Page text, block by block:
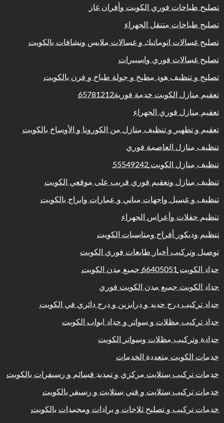
تصليح طباخات فوري الكويت وأفران غاز
تصليح طباخات متنقل الجهراء
تصليح غسالات اتوماتيك و غسالات ملابس ونشافات بالكويت
تصليح غسالات فوري واسبيرات
تصليح و تنظيف هود مطبخ و جولة طباخ و فرن بالكويت
تعقيم منازل الكويت خدمة فورية65781212
تعقيم منازل فوري الجهراء
تعقيم و تطهير و تنظيف منازل من الكورونا و الأوساخ بالكويت
تنظيف منازل العاصمة فوري
تنظيف منازل الكويت 55549242
تنظيف منازل وتعقيم فوري قريب على موقعي الكويت
تنظيف و غسيل واجهات مباني و عمارات وابراج بالكويت
تنظيم حفلات وأعراس الجهراء
تنظيم وديكور أفراح ومناسبات الكويت
توصيل وتركيب أخبار طابعات فوري الكويت
حداد الكويت 66405051 جميع مدن الكويت
حداد الكويت جميع مدن الكويت فوري
حداد تركيب درج حديد و درابزين و درج دائري في الكويت
حداد تركيب مظلات و سواتر و حداد ابواب الكويت
حدادة وتركيب مظلات وسواتر الكويت
خدمات الكويت متعددة الخدمات
خدمات تركيب ستلايت مركزي و تمديد قسائم و رسيفرات بالكويت
خدمات تركيب ستلايت و فني ستلايت و رسيفر بالكويت
خدمات تركيب و تصليح ثلاجات و برادات ومجمدات بالكويت